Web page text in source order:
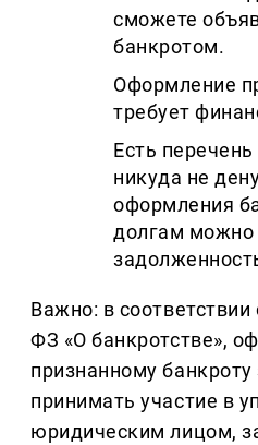
сможете
банкротом.
Оформление
требует
Есть
никуда не
оформления
долгам можно
Важно: в соответствии
ФЗ «О банкротстве»,
признанному
принимать участие в
юридическим лицом,